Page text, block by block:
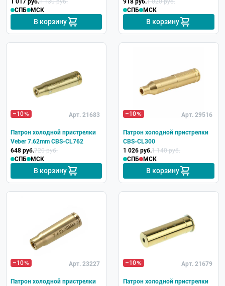
СПБ
МСК
В корзину
СПБ
МСК
В корзину
–10 Арт. 21683
Патрон холодной пристрелки
Veber 7.62mm CBS-CL762
648 руб.720 руб.
СПБ
МСК
В корзину
–10 Арт. 29516
Патрон холодной пристрелки
CBS-CL300
1 026 руб.1 140 руб.
СПБ
МСК
В корзину
–10 Арт. 23227
Патрон холодной пристрелки
–10 Арт. 21679
Патрон холодной пристрелки